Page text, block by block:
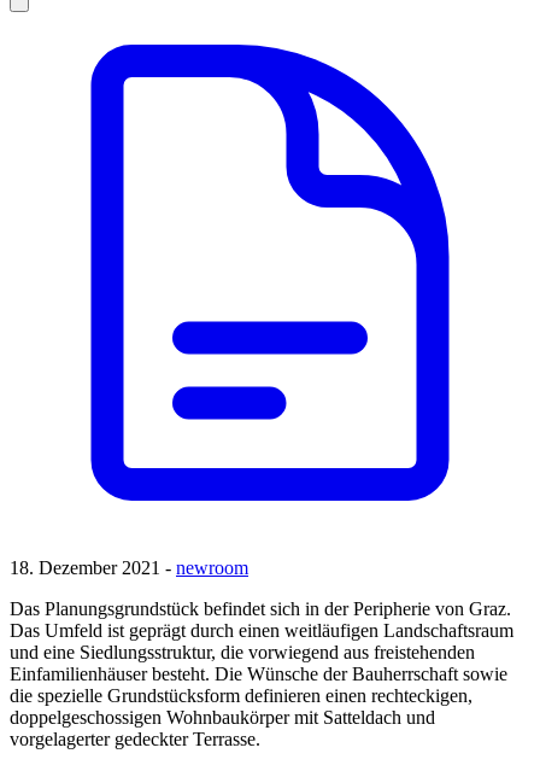
18. Dezember 2021 - newroom
Das Planungsgrundstück befindet sich in der Peripherie von Graz.
Das Umfeld ist geprägt durch einen weitläufigen Landschaftsraum
und eine Siedlungsstruktur, die vorwiegend aus freistehenden
Einfamilienhäuser besteht. Die Wünsche der Bauherrschaft sowie
die spezielle Grundstücksform definieren einen rechteckigen,
doppelgeschossigen Wohnbaukörper mit Satteldach und
vorgelagerter gedeckter Terrasse.